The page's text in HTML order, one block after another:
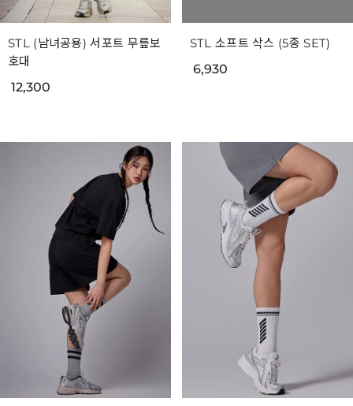
STL (남녀공용) 서포트 무릎보
호대
12,300
STL 소프트 삭스 (5종 SET)
6,930